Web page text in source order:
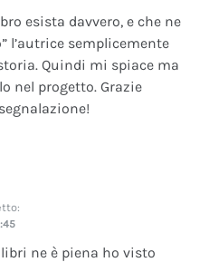
esista davvero, e che ne
l’autrice semplicemente
Quindi mi spiace ma
nel progetto. Grazie
ne è piena ho visto